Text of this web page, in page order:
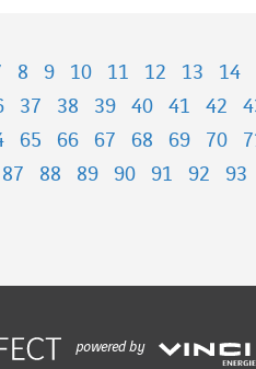
8 9 10 11 12 13 14
37 38 39 40 41 42
65 66 67 68 69 70
87
88 89 90 91 92 93
powered by